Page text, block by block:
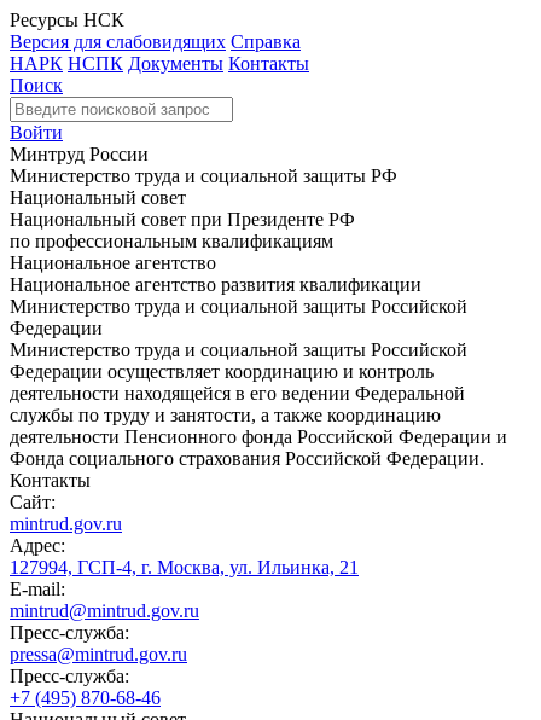
Ресурсы НСК
Версия для слабовидящих Справка
НАРК НСПК Документы Контакты
Поиск
Войти
Минтруд России
Министерство труда и социальной защиты РФ
Национальный совет
Национальный совет при Президенте РФ
по профессиональным квалификациям
Национальное агентство
Национальное агентство развития квалификации
Министерство труда и социальной защиты Российской
Федерации
Министерство труда и социальной защиты Российской
Федерации осуществляет координацию и контроль
деятельности находящейся в его ведении Федеральной
службы по труду и занятости, а также координацию
деятельности Пенсионного фонда Российской Федерации и
Фонда социального страхования Российской Федерации.
Контакты
Сайт:
mintrud.gov.ru
Адрес:
127994, ГСП-4, г. Москва, ул. Ильинка, 21
E-mail:
mintrud@mintrud.gov.ru
Пресс-служба:
pressa@mintrud.gov.ru
Пресс-служба:
+7 (495) 870-68-46